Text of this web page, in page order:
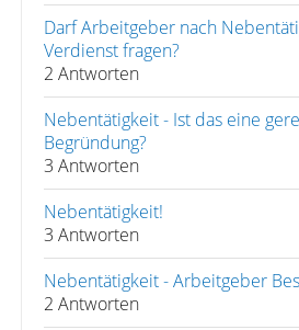
Darf Arbeitgeber nach
Verdienst fragen?
2 Antworten
Nebentätigkeit - Ist das eine
Begründung?
3 Antworten
Nebentätigkeit!
3 Antworten
Nebentätigkeit - Arbeitgeber
2 Antworten